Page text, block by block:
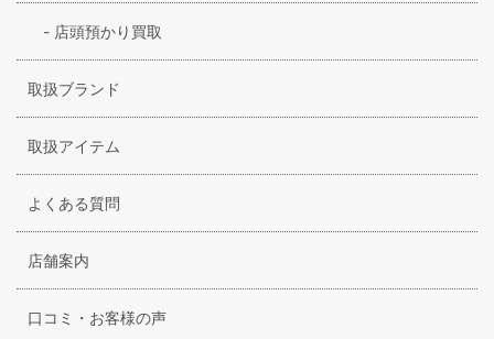
- 店頭預かり買取
取扱ブランド
取扱アイテム
よくある質問
店舗案内
口コミ・お客様の声